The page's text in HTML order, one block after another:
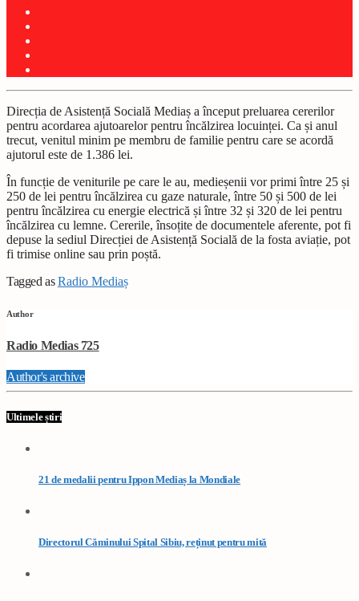
Direcția de Asistență Socială Mediaș a început preluarea cererilor
pentru acordarea ajutoarelor pentru încălzirea locuinței. Ca și anul
trecut, venitul minim pe membru de familie pentru care se acordă
ajutorul este de 1.386 lei.
În funcție de veniturile pe care le au, medieșenii vor primi între 25 și
250 de lei pentru încălzirea cu gaze naturale, între 50 și 500 de lei
pentru încălzirea cu energie electrică și între 32 și 320 de lei pentru
încălzirea cu lemne. Cererile, însoțite de documentele aferente, pot fi
depuse la sediul Direcției de Asistență Socială de la fosta aviație, pot
fi trimise online sau prin poștă.
Tagged asRadio Mediaș
Author
Radio Medias 725
Author's archive
Ultimele știri
21 de medalii pentru Ippon Mediaș la Mondiale
Directorul Căminului Spital Sibiu, reținut pentru mită